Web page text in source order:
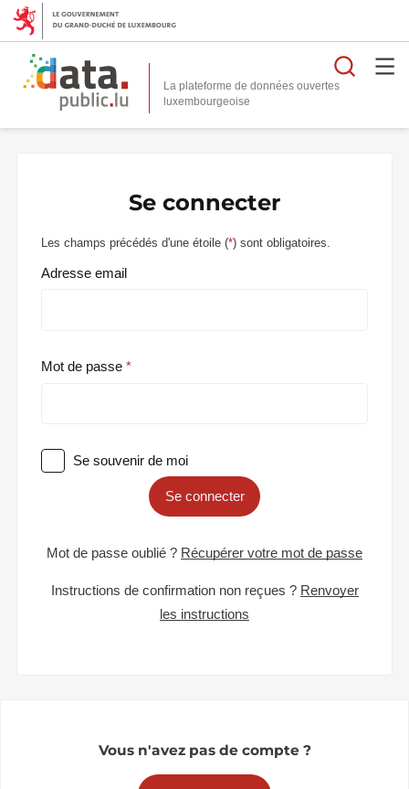
La plateforme de données ouvertes
Se connecter
Les champs précédés d'une étoile (*) sont obligatoires.
Adresse email
Mot de passe
Se souvenir de moi
Se connecter
Mot de passe oublié ? Récupérer votre mot de passe
Instructions de confirmation non reçues ? Renvoyer
les instructions
Vous n'avez pas de compte ?